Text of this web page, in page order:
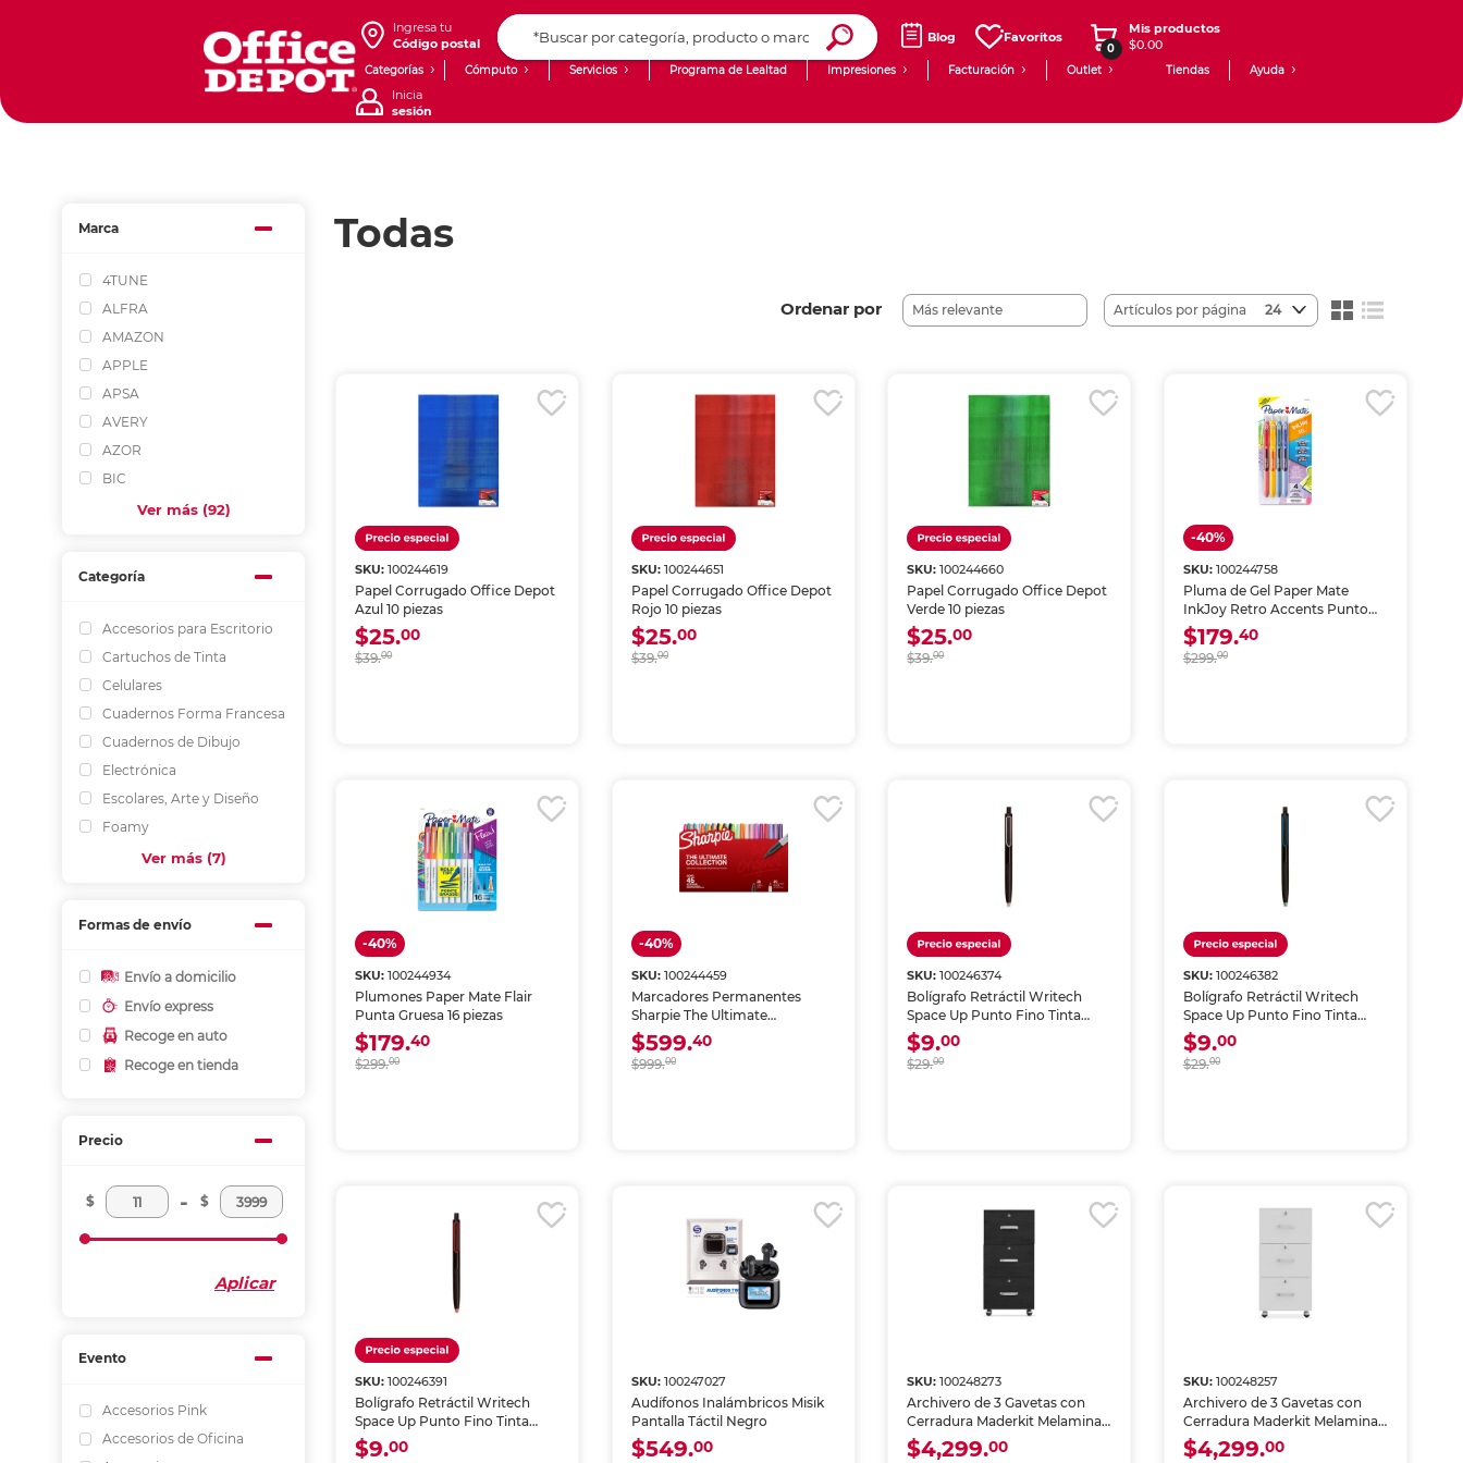
Ingresa tu
Código postal
Blog Favoritos
0
Mis productos
$0.00
Categorías Cómputo Servicios Programa de Lealtad Impresiones Facturación Outlet Tiendas Ayuda
Inicia
sesión
Marca
4TUNE
ALFRA
AMAZON
APPLE
APSA
AVERY
AZOR
BIC
Ver más (92)
Categoría
Accesorios para Escritorio
Cartuchos de Tinta
Celulares
Cuadernos Forma Francesa
Cuadernos de Dibujo
Electrónica
Escolares, Arte y Diseño
Foamy
Ver más (7)
Formas de envío
Envío a domicilio
Envío express
Recoge en auto
Recoge en tienda
Precio
$ - $
Aplicar
Evento
Accesorios Pink
Accesorios de Oficina
Todas
Ordenar por Artículos por página 24
SKU:100244619
Papel Corrugado Office Depot
Azul 10 piezas
$25.00
$39.00
SKU: 100244651
Papel Corrugado Office Depot
Rojo 10 piezas
$25.00
$39.00
SKU:100244660
Papel Corrugado Office Depot
Verde 10 piezas
$25.00
$39.00
-40%
SKU: 100244758
Pluma de Gel Paper Mate
InkJoy Retro Accents Punto
Mediano 4 piezas
$179.40
$299.00
-40%
SKU:100244934
Plumones Paper Mate Flair
Punta Gruesa 16 piezas
$179.40
$299.00
-40%
SKU: 100244459
Marcadores Permanentes
Sharpie The Ultimate
Collection 45 piezas
$599.40
$999.00
SKU:100246374
Bolígrafo Retráctil Writech
Space Up Punto Fino Tinta
Negra
$9.00
$29.00
SKU: 100246382
Bolígrafo Retráctil Writech
Space Up Punto Fino Tinta
Azul
$9.00
$29.00
SKU:100246391
Bolígrafo Retráctil Writech
Space Up Punto Fino Tinta
Roja
$9.00
SKU: 100247027
Audífonos Inalámbricos Misik
Pantalla Táctil Negro
$549.00
SKU:100248273
Archivero de 3 Gavetas con
Cerradura Maderkit Melamina
Negro
$4,299.00
SKU: 100248257
Archivero de 3 Gavetas con
Cerradura Maderkit Melamina
Blanco
$4,299.00